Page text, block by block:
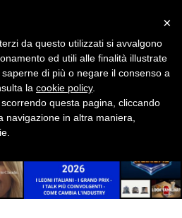
×
da questo utilizzati si avvalgono
ed utili alle finalità illustrate
di più o negare il consenso a
la cookie policy.
questa pagina, cliccando
in altra maniera,